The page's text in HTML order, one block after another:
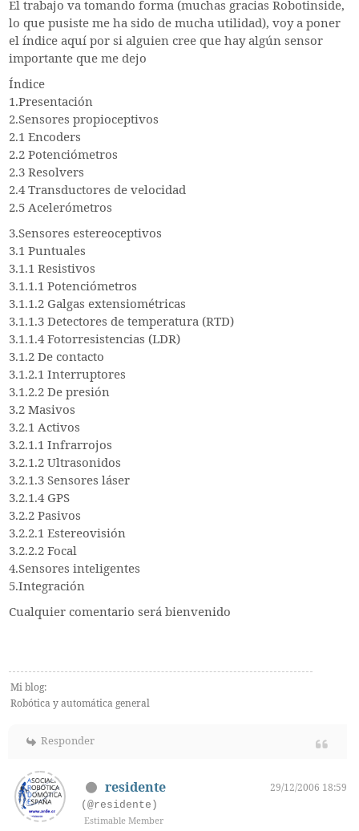
El trabajo va tomando forma (muchas gracias Robotinside,
lo que pusiste me ha sido de mucha utilidad), voy a poner
el índice aquí por si alguien cree que hay algún sensor
importante que me dejo
Índice
1.Presentación
2.Sensores propioceptivos
2.1 Encoders
2.2 Potenciómetros
2.3 Resolvers
2.4 Transductores de velocidad
2.5 Acelerómetros
3.Sensores estereoceptivos
3.1 Puntuales
3.1.1 Resistivos
3.1.1.1 Potenciómetros
3.1.1.2 Galgas extensiométricas
3.1.1.3 Detectores de temperatura (RTD)
3.1.1.4 Fotorresistencias (LDR)
3.1.2 De contacto
3.1.2.1 Interruptores
3.1.2.2 De presión
3.2 Masivos
3.2.1 Activos
3.2.1.1 Infrarrojos
3.2.1.2 Ultrasonidos
3.2.1.3 Sensores láser
3.2.1.4 GPS
3.2.2 Pasivos
3.2.2.1 Estereovisión
3.2.2.2 Focal
4.Sensores inteligentes
5.Integración
Cualquier comentario será bienvenido
Mi blog:
Robótica y automática general
Responder
residente
29/12/2006 18:59
(@residente)
Estimable Member